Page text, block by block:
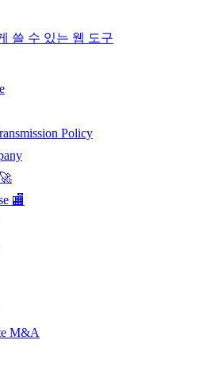
쓸 수 있는 웹 도구
Policy
🏬
M&A